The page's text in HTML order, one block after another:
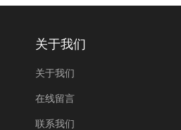
关于我们
关于我们
在线留言
联系我们